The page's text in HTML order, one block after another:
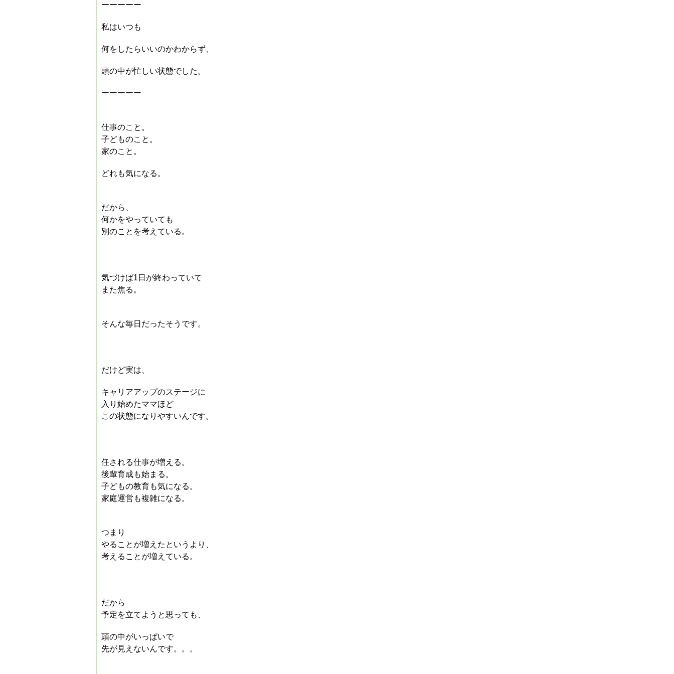
ーーーーー
私はいつも
何をしたらいいのかわからず、
頭の中が忙しい状態でした。
ーーーーー
仕事のこと。
子どものこと。
家のこと。
どれも気になる。
だから、
何かをやっていても
別のことを考えている。
気づけば1日が終わっていて
また焦る。
そんな毎日だったそうです。
だけど実は、
キャリアアップのステージに
入り始めたママほど
この状態になりやすいんです。
任される仕事が増える。
後輩育成も始まる。
子どもの教育も気になる。
家庭運営も複雑になる。
つまり
やることが増えたというより、
考えることが増えている。
だから
予定を立てようと思っても、
頭の中がいっぱいで
先が見えないんです。。。